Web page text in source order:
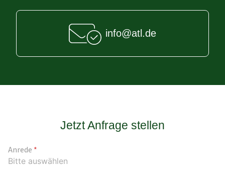
info@atl.de
Jetzt Anfrage stellen